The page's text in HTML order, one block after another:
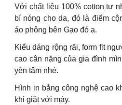
Với chất liệu 100% cotton tự
bí nóng cho da, đó là điểm
áo phông bên Gạo đó ạ.
Kiểu dáng rộng rãi, form fit
cao cân nặng của gia đình
yên tâm nhé.
Hình in bằng công nghệ cao
khi giặt với máy.